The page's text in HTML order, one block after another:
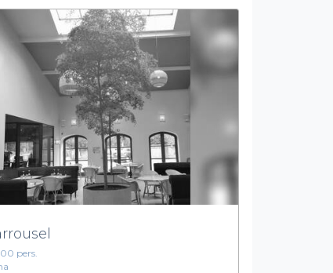
essentiel de choisir un restaurant qui correspond à
types de cuisines, allant de la gastronomie française aux
afin d'offrir à vos invités une expérience
mettre en relation avec ceux qui s'alignent le mieux avec
source de stress. Avec Privateaser, vous avez
le restaurant qui fera de votre événement un moment
vous accompagner dans la création d'une expérience
pers.